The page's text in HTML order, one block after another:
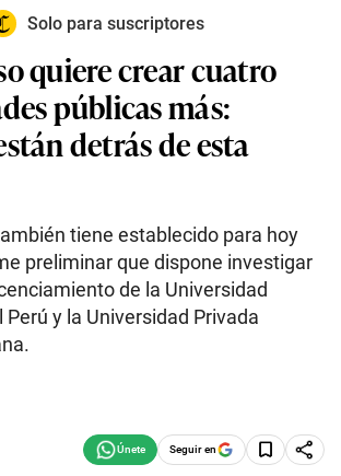
Solo para suscriptores
quiere crear cuatro
públicas más:
detrás de esta
tiene establecido para hoy
preliminar que dispone investigar
de la Universidad
y la Universidad Privada
Seguir en